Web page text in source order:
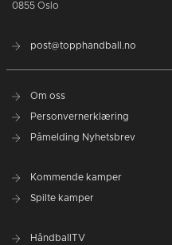
0855 Oslo
post@topphandball.no
Om oss
Personvernerklæring
Påmelding Nyhetsbrev
Kommende kamper
Spilte kamper
HåndballTV